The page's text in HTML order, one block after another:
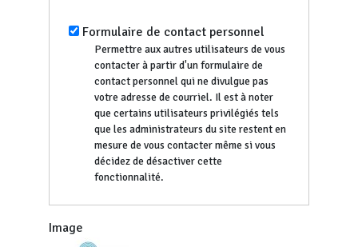
Formulaire de contact personnel
Permettre aux autres utilisateurs de vous
contacter à partir d'un formulaire de
contact personnel qui ne divulgue pas
votre adresse de courriel. Il est à noter
que certains utilisateurs privilégiés tels
que les administrateurs du site restent en
mesure de vous contacter même si vous
décidez de désactiver cette
fonctionnalité.
Image